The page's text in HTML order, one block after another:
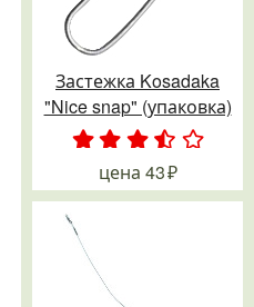
Застежка Kosadaka
"Nice snap" (упаковка)
. . .
цена 43